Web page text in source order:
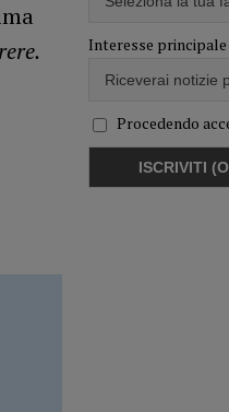
Interesse principale
Procedendo